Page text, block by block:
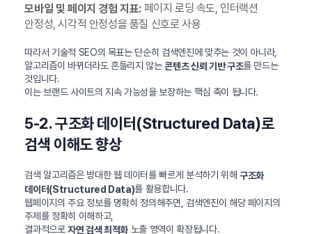
모바일 및 페이지 경험 지표:페이지 로딩 속도, 인터랙션
안정성, 시각적 안정성을 품질 신호로 사용
따라서 기술적 SEO의 목표는 단순히 검색엔진에 맞추는 것이 아니라,
알고리즘이 바뀌더라도 흔들리지 않는콘텐츠 신뢰 기반 구조를 만드는
것입니다.
이는 브랜드 사이트의 지속 가능성을 보장하는 핵심 축이 됩니다.
5-2. 구조화 데이터(Structured Data)로
검색 이해도 향상
검색 알고리즘은 방대한 웹 데이터를 빠르게 분석하기 위해구조화
데이터(Structured Data)를 활용합니다.
웹페이지의 주요 정보를 명확히 정의해주면, 검색엔진이 해당 페이지의
주제를 정확히 이해하고,
결과적으로자연 검색 최적화 노출 영역이 확장됩니다.